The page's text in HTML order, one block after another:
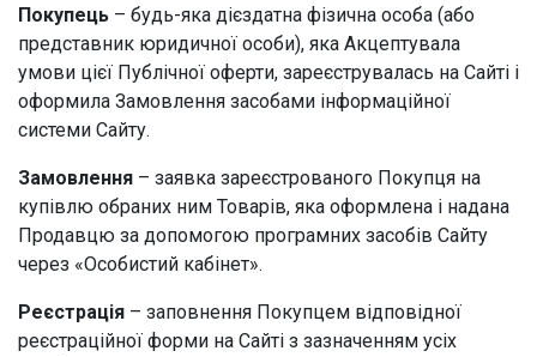
Покупець – будь-яка дієздатна фізична особа (або
представник юридичної особи), яка Акцептувала
умови цієї Публічної оферти, зареєструвалась на Сайті і
оформила Замовлення засобами інформаційної
системи Сайту.
Замовлення – заявка зареєстрованого Покупця на
купівлю обраних ним Товарів, яка оформлена і надана
Продавцю за допомогою програмних засобів Сайту
через «Особистий кабінет».
Реєстрація – заповнення Покупцем відповідної
реєстраційної форми на Сайті з зазначенням усіх